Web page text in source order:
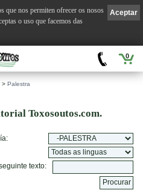
0
> Palestra
Toxosoutos.com.
texto:
Aceptar
que nos permiten ofrecer os nosos
o uso que facemos das